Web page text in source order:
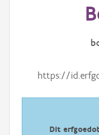
https://
Dit